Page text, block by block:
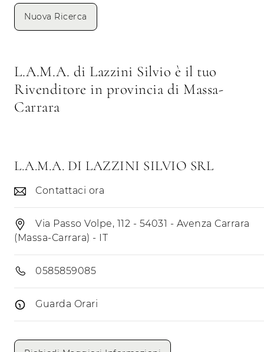
Nuova Ricerca
L.A.M.A. DI LAZZINI SILVIO SRL
Contattaci ora
Via Passo Volpe, 112 - 54031 - Avenza Carrara
(Massa-Carrara) - IT
0585859085
Guarda Orari
L.A.M.A. di Lazzini Silvio è il tuo
Rivenditore in provincia di Massa-
Carrara